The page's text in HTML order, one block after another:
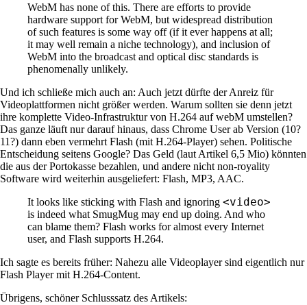
WebM has none of this. There are efforts to provide
hardware support for WebM, but widespread distribution
of such features is some way off (if it ever happens at all;
it may well remain a niche technology), and inclusion of
WebM into the broadcast and optical disc standards is
phenomenally unlikely.
Und ich schließe mich auch an: Auch jetzt dürfte der Anreiz für
Videoplattformen nicht größer werden. Warum sollten sie denn jetzt
ihre komplette Video-Infrastruktur von H.264 auf webM umstellen?
Das ganze läuft nur darauf hinaus, dass Chrome User ab Version (10?
11?) dann eben vermehrt Flash (mit H.264-Player) sehen. Politische
Entscheidung seitens Google? Das Geld (laut Artikel 6,5 Mio) könnten
die aus der Portokasse bezahlen, und andere nicht non-royality
Software wird weiterhin ausgeliefert: Flash, MP3, AAC.
It looks like sticking with Flash and ignoring <video>
is indeed what SmugMug may end up doing. And who
can blame them? Flash works for almost every Internet
user, and Flash supports H.264.
Ich sagte es bereits früher: Nahezu alle Videoplayer sind eigentlich nur
Flash Player mit H.264-Content.
Übrigens, schöner Schlusssatz des Artikels: